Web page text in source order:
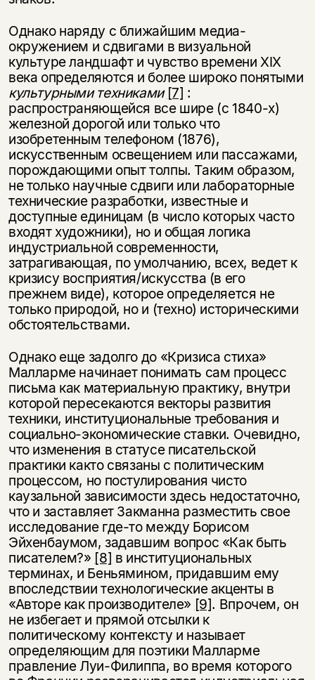
Однако наряду с ближайшим медиа-
окружением и сдвигами в визуальной
культуре ландшафт и чувство времени XIX
века определяются и более широко понятыми
культурными техниками [7] :
распространяющейся все шире (с 1840-х)
железной дорогой или только что
изобретенным телефоном (1876),
искусственным освещением или пассажами,
порождающими опыт толпы. Таким образом,
не только научные сдвиги или лабораторные
технические разработки, известные и
доступные единицам (в число которых часто
входят художники), но и общая логика
индустриальной современности,
затрагивающая, по умолчанию, всех, ведет к
кризису восприятия/искусства (в его
прежнем виде), которое определяется не
только природой, но и (техно) историческими
обстоятельствами.
Однако еще задолго до «Кризиса стиха»
Малларме начинает понимать сам процесс
письма как материальную практику, внутри
которой пересекаются векторы развития
техники, институциональные требования и
социально-экономические ставки. Очевидно,
что изменения в статусе писательской
практики както связаны с политическим
процессом, но постулирования чисто
каузальной зависимости здесь недостаточно,
что и заставляет Закманна разместить свое
исследование где-то между Борисом
Эйхенбаумом, задавшим вопрос «Как быть
писателем?» [8] в институциональных
терминах, и Беньямином, придавшим ему
впоследствии технологические акценты в
«Авторе как производителе» [9]. Впрочем, он
не избегает и прямой отсылки к
политическому контексту и называет
определяющим для поэтики Малларме
правление Луи-Филиппа, во время которого